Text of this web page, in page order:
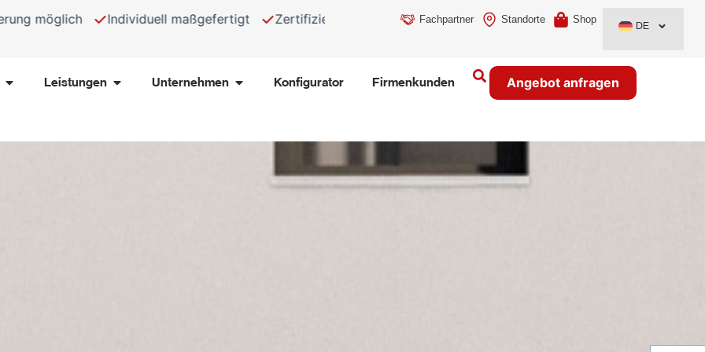
Individuell maßgefertigt Zertifizierte Produkte Kostenlose vor-Ort-Beratung Kurze Lieferzeiten
Fachpartner Standorte Shop
DE
Öffne Produkte
Leistungen Öffne Leistungen
Unternehmen Öffne Unternehmen
Konfigurator Firmenkunden Angebot anfragen